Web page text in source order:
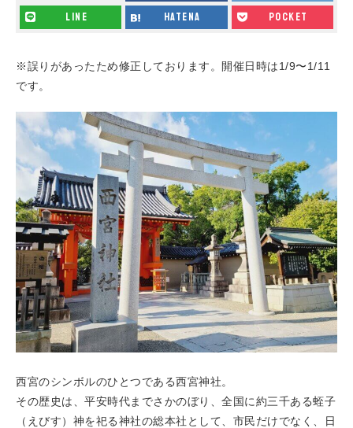
line hatena pocket
※誤りがあったため修正しております。開催日時は1/9〜1/11
です。
西宮のシンボルのひとつである西宮神社。
その歴史は、平安時代までさかのぼり、全国に約三千ある蛭子
（えびす）神を祀る神社の総本社として、市民だけでなく、日